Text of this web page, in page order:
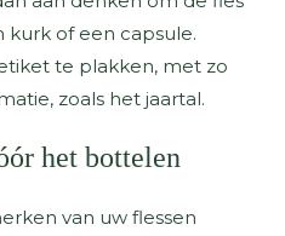
of een capsule.
te plakken, met zo
zoals het jaartal.
het bottelen
van uw flessen